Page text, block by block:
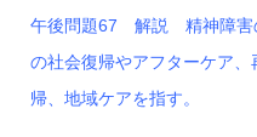
午後問題67 解説 精神障害
の社会復帰やアフターケア
帰、地域ケアを指す。